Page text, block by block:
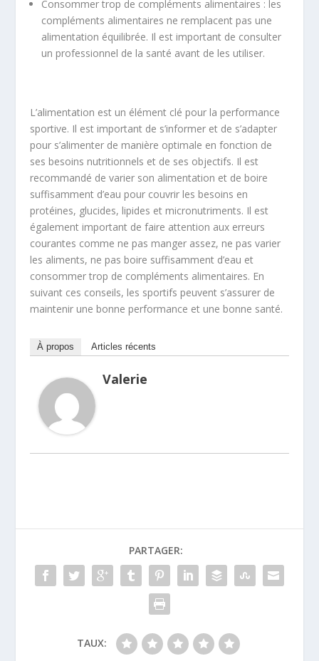
Consommer trop de compléments alimentaires : les
compléments alimentaires ne remplacent pas une
alimentation équilibrée. Il est important de consulter
un professionnel de la santé avant de les utiliser.
L’alimentation est un élément clé pour la performance
sportive. Il est important de s’informer et de s’adapter
pour s’alimenter de manière optimale en fonction de
ses besoins nutritionnels et de ses objectifs. Il est
recommandé de varier son alimentation et de boire
suffisamment d’eau pour couvrir les besoins en
protéines, glucides, lipides et micronutriments. Il est
également important de faire attention aux erreurs
courantes comme ne pas manger assez, ne pas varier
les aliments, ne pas boire suffisamment d’eau et
consommer trop de compléments alimentaires. En
suivant ces conseils, les sportifs peuvent s’assurer de
maintenir une bonne performance et une bonne santé.
À propos Articles récents
Valerie
PARTAGER:
TAUX: